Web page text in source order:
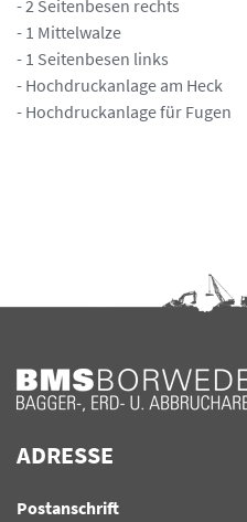
- 2 Seitenbesen rechts
- 1 Mittelwalze
- 1 Seitenbesen links
- Hochdruckanlage am Heck
- Hochdruckanlage für Fugen
ADRESSE
Postanschrift